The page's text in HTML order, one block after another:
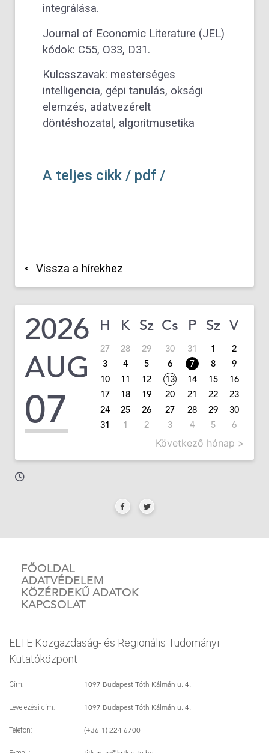
integrálása.
Journal of Economic Literature (JEL)
kódok: C55, O33, D31.
Kulcsszavak: mesterséges
intelligencia, gépi tanulás, oksági
elemzés, adatvezérelt
döntéshozatal, algoritmusetika
A teljes cikk / pdf /
Vissza a hírekhez
2026
AUG
07
H K Sz Cs P Sz V
27 28 29 30 31 1
2
3
4 5 6 7 8
9
10
11 12 13 14 15
16
17
18 19 20 21 22
23
24
25 26 27 28 29
30
31
1 2 3 4 5 6
Következő hónap >
FŐOLDAL
ADATVÉDELEM
KÖZÉRDEKŰ ADATOK
KAPCSOLAT
ELTE Közgazdaság- és Regionális Tudományi
Kutatóközpont
Cím: 1097 Budapest Tóth Kálmán u. 4.
Levelezési cím: 1097 Budapest Tóth Kálmán u. 4.
Telefon: (+36-1) 224 6700